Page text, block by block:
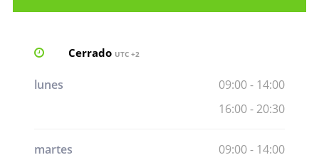
Cerrado UTC +2
lunes
09:00 - 14:00
16:00 - 20:30
martes
09:00 - 14:00